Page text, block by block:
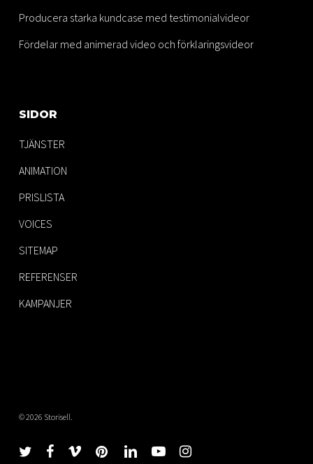
Producera starka kundcase med testimonialvideor
Fördelar med animerad video och förklaringsvideor
SIDOR
TJÄNSTER
ANIMATION
PRISLISTA
VOICES
SITEMAP
REFERENSER
KAMPANJER
© 2026 Storisell.
twitter facebookvimeo pinterest linkedin youtube instagram